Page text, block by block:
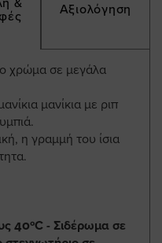
Αξιολόγηση
χρώμα σε μεγάλα
μανίκια με ριπ
η γραμμή του ίσια
40ºC - Σιδέρωμα σε